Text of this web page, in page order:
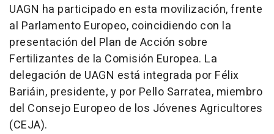
UAGN ha participado en esta movilización, frente
al Parlamento Europeo, coincidiendo con la
presentación del Plan de Acción sobre
Fertilizantes de la Comisión Europea. La
delegación de UAGN está integrada por Félix
Bariáin, presidente, y por Pello Sarratea, miembro
del Consejo Europeo de los Jóvenes Agricultores
(CEJA).